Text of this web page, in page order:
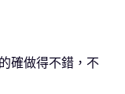
確做得不錯，不